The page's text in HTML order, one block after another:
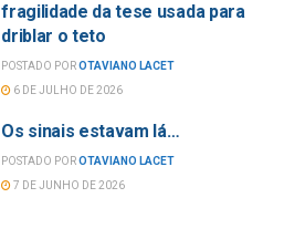
fragilidade da tese usada para
driblar o teto
POSTADO POROTAVIANO LACET
6 DE JULHO DE 2026
Os sinais estavam lá…
POSTADO POROTAVIANO LACET
7 DE JUNHO DE 2026